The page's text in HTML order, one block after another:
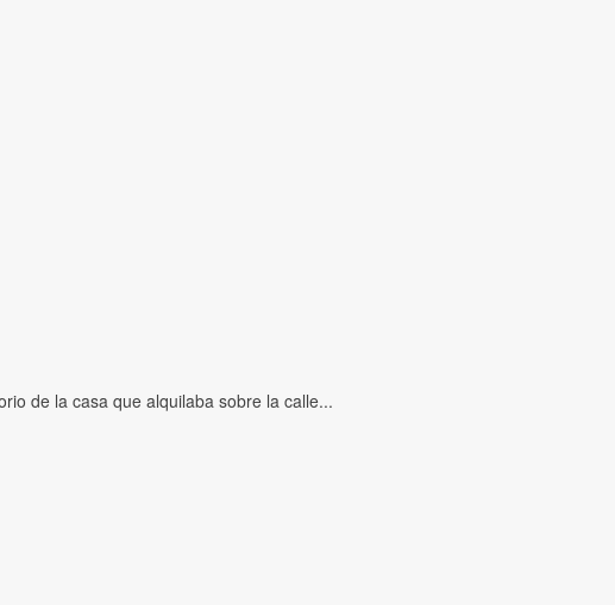
de la casa que alquilaba sobre la calle...